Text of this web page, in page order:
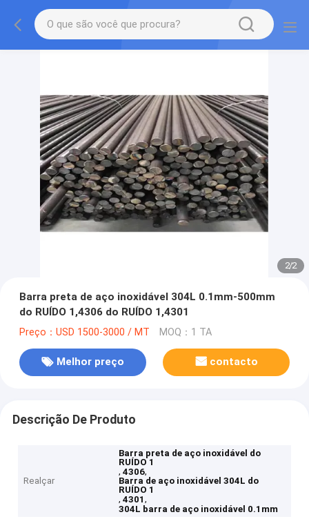
2/2
Barra preta de aço inoxidável 304L 0.1mm-500mm
do RUÍDO 1,4306 do RUÍDO 1,4301
Preço：USD 1500-3000 / MT MOQ：1 TA
Melhor preço contacto
Descrição De Produto
Realçar
Barra preta de aço inoxidável do
RUÍDO 1
,4306,
Barra de aço inoxidável 304L do
RUÍDO 1
,4301,
304L barra de aço inoxidável 0.1mm